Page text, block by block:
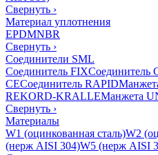
Свернуть ›
Материал уплотнения
EPDMNBR
Свернуть ›
Соединители SML
Соединитель FIXСоединитель
CEСоединитель RAPID
REKORD-KRALLEМанжета
Свернуть ›
Материалы
W1 (оцинкованная сталь)W2
(нерж AISI 304)W5 (нерж AISI